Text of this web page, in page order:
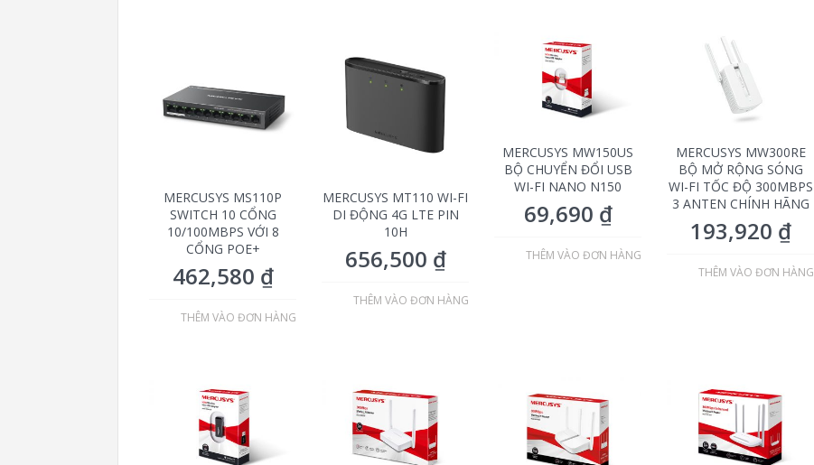
MERCUSYS MS110P
SWITCH 10 CỔNG
10/100MBPS VỚI 8
CỔNG POE+
462,580 ₫
THÊM VÀO ĐƠN HÀNG
MERCUSYS MT110 WI-FI
DI ĐỘNG 4G LTE PIN
10H
656,500 ₫
THÊM VÀO ĐƠN HÀNG
MERCUSYS MW150US
BỘ CHUYỂN ĐỔI USB
WI-FI NANO N150
69,690 ₫
THÊM VÀO ĐƠN HÀNG
MERCUSYS MW300RE
BỘ MỞ RỘNG SÓNG
WI-FI TỐC ĐỘ 300MBPS
3 ANTEN CHÍNH HÃNG
193,920 ₫
THÊM VÀO ĐƠN HÀNG